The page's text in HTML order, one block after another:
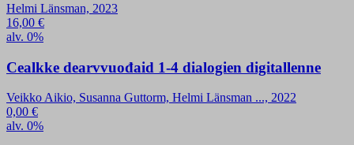
Helmi Länsman, 2023
16,00 €
alv. 0%
Cealkke dearvvuođaid 1-4 dialogien digitallenne
Veikko Aikio, Susanna Guttorm, Helmi Länsman ..., 2022
0,00 €
alv. 0%